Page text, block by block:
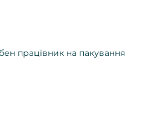
працівник на пакування